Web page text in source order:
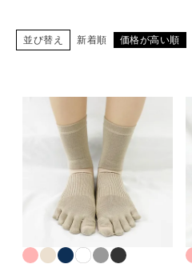
並び替え 新着順 価格が高い順